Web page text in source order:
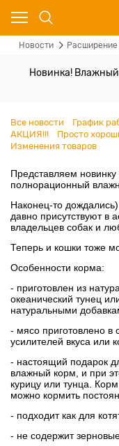
Новости Расширение
Новинка!
Все новости График
АКЦИЯ!!!
Просто
Изменения товаров
Представляем
полнорационный
Наконец-то
давно присутствуют в
владельцев собак и
Теперь и кошки тоже
Особенности корма:
- приготовлен из
океанический тунец
натуральными
- мясо приготовлено в
усилителей вкуса или
- настоящий подарок
влажный корм, и при
курицу или тунца.
можно кормить
- подходит как для
- не содержит